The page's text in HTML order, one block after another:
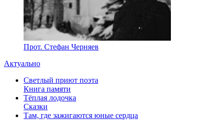
Прот. Стефан Черняев
Актуально
Светлый приют поэта
Книга памяти
Тёплая лодочка
Сказки
Там, где зажигаются юные сердца